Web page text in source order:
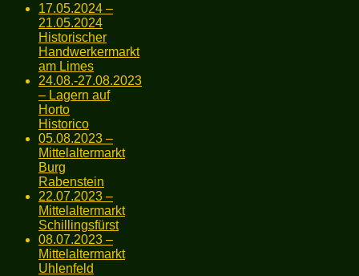
17.05.2024 –
21.05.2024
Historischer
Handwerkermarkt
am Limes
24.08.-27.08.2023
– Lagern auf
Horto
Historico
05.08.2023 –
Mittelaltermarkt
Burg
Rabenstein
22.07.2023 –
Mittelaltermarkt
Schillingsfürst
08.07.2023 –
Mittelaltermarkt
Uhlenfeld